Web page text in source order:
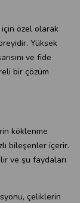
özel olarak
Yüksek
ve fide
bir çözüm
köklenme
bileşenler içerir.
ve şu faydaları
çeliklerin